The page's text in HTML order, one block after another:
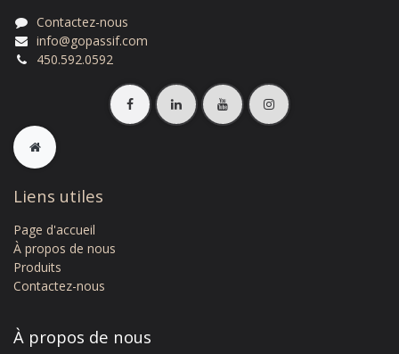
Contactez-nous
info@gopassif.com
450.592.0592
Liens utiles
Page d'accue​il
À propos de nous
Produits
Contactez-nous​
À propos de nous